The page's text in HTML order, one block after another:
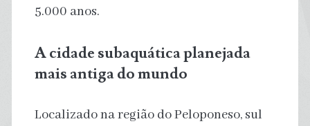
5.000 anos.
A cidade subaquática planejada
mais antiga do mundo
Localizado na região do Peloponeso, sul